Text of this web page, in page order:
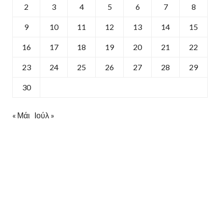
2 3 4 5 6 7 8
9 10 11 12 13 14 15
16 17 18 19 20 21 22
23 24 25 26 27 28 29
30
« Μάι Ιούλ »